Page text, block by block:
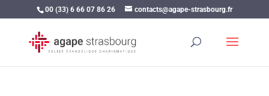
00 (33) 6 66 07 86 26 contacts@agape-strasbourg.fr